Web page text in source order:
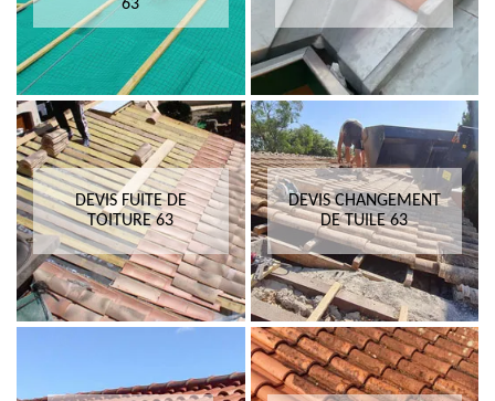
63
DEVIS FUITE DE
TOITURE 63
DEVIS CHANGEMENT
DE TUILE 63